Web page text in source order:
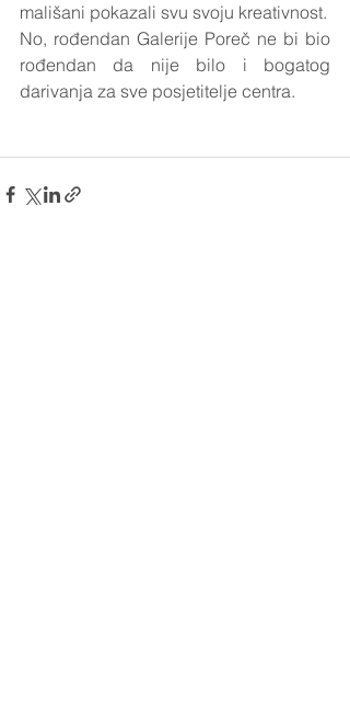
mališani pokazali svu svoju kreativnost.
No, rođendan Galerije Poreč ne bi bio
rođendan da nije bilo i bogatog
darivanja za sve posjetitelje centra.